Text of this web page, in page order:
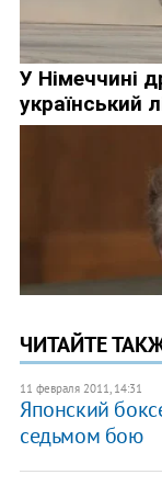
ЧИТАЙТЕ
11 февраля 2011, 14:31
Японский
седьмом бою